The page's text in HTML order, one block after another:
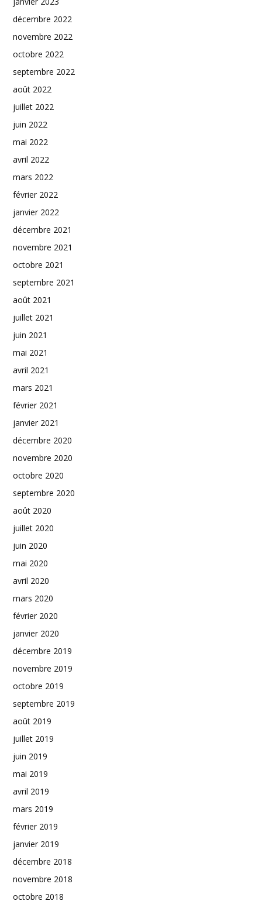
décembre 2022
novembre 2022
octobre 2022
septembre 2022
août 2022
juillet 2022
juin 2022
mai 2022
avril 2022
mars 2022
février 2022
janvier 2022
décembre 2021
novembre 2021
octobre 2021
septembre 2021
août 2021
juillet 2021
juin 2021
mai 2021
avril 2021
mars 2021
février 2021
janvier 2021
décembre 2020
novembre 2020
octobre 2020
septembre 2020
août 2020
juillet 2020
juin 2020
mai 2020
avril 2020
mars 2020
février 2020
janvier 2020
décembre 2019
novembre 2019
octobre 2019
septembre 2019
août 2019
juillet 2019
juin 2019
mai 2019
avril 2019
mars 2019
février 2019
janvier 2019
décembre 2018
novembre 2018
octobre 2018